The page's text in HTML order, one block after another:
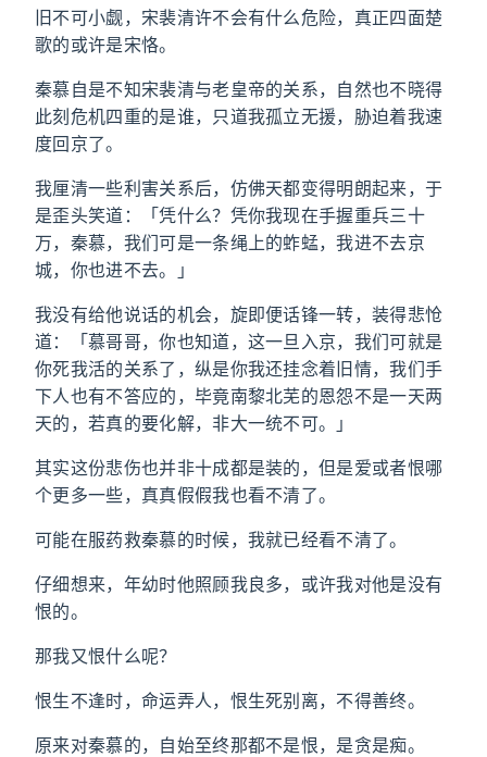
旧不可小觑，宋裴清许不会有什么危险，真正四面楚
歌的或许是宋恪。
秦慕自是不知宋裴清与老皇帝的关系，自然也不晓得
此刻危机四重的是谁，只道我孤立无援，胁迫着我速
度回京了。
我厘清一些利害关系后，仿佛天都变得明朗起来，于
是歪头笑道：「凭什么？凭你我现在手握重兵三十
万，秦慕，我们可是一条绳上的蚱蜢，我进不去京
城，你也进不去。」
我没有给他说话的机会，旋即便话锋一转，装得悲怆
道：「慕哥哥，你也知道，这一旦入京，我们可就是
你死我活的关系了，纵是你我还挂念着旧情，我们手
下人也有不答应的，毕竟南黎北芜的恩怨不是一天两
天的，若真的要化解，非大一统不可。」
其实这份悲伤也并非十成都是装的，但是爱或者恨哪
个更多一些，真真假假我也看不清了。
可能在服药救秦慕的时候，我就已经看不清了。
仔细想来，年幼时他照顾我良多，或许我对他是没有
恨的。
那我又恨什么呢？
恨生不逢时，命运弄人，恨生死别离，不得善终。
原来对秦慕的，自始至终那都不是恨，是贪是痴。